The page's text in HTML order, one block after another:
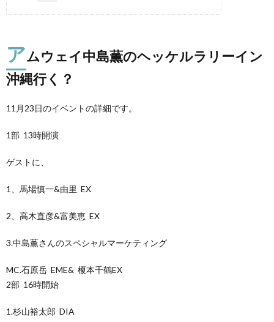
アムウェイ中島薫のヘッケルラリーイン
沖縄行く？
11月23日のイベントの詳細です。
1部 13時開演
ゲストに、
1、馬場慎一&由里 EX
2、高木直彦&富美恵 EX
3.中島薫さんのスペシャルマーケティング
MC.石原岳 EME& 榎本千鶴EX
2部 16時開始
1.杉山裕太郎 DIA